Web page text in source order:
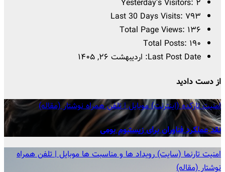
Yesterday's Visitors: ۲
Last 30 Days Visits: ۷۹۳
Total Page Views: ۱۳۶
Total Posts: ۱۹۰
Last Post Date: اردیبهشت ۲۶, ۱۴۰۵
از دست دادید
امنیتتارکده (اینترنت)موبایل | تلفن همراهنوشتار (مقاله)
نقد عملکرد فناوران برای زیستبوم بومی
امنیتتارنما (سایت)رویداد ها و مناسبت هاموبایل | تلفن همراه
نوشتار (مقاله)